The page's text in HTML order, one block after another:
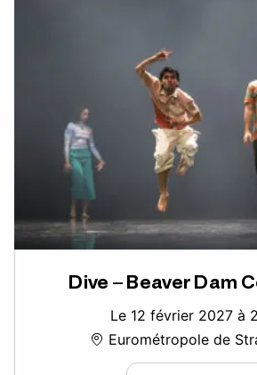
Dive – Beaver Dam
Le 12 février 2027 à
Eurométropole de